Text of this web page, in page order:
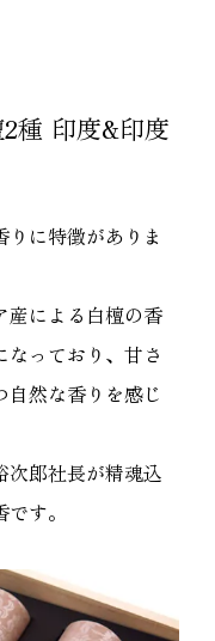
種 印度&印度
に特徴がありま
産による白檀の香
なっており、甘さ
然な香りを感じ
次郎社長が精魂込
す。